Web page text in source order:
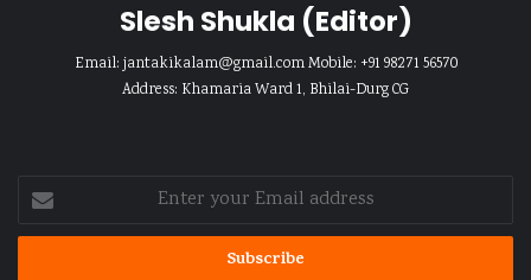
Slesh Shukla (Editor)
Email:jantakikalam@gmail.comMobile: +91 98271 56570
Address: Khamaria Ward 1, Bhilai-Durg CG
Enter
your
Email